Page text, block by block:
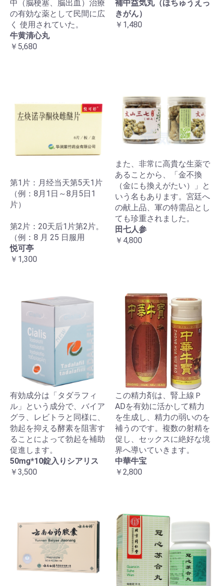
中（脳梗塞、脳出血）治療
の有効な薬として民間に広
く 使用されていた。
牛黄清心丸
￥5,680
補中益気丸（ほちゅうえっ
きがん）
￥1,480
第1片：月经当天第5天1片
（例：8月1日～8月5日1
片）
第2片：20天后1片第2片。
（例：8 月 25 日服用
悦可亭
￥1,300
また、非常に高貴な生薬で
あることから、「金不換
（金にも換えがたい）」と
いう名もあります。宮廷へ
の献上品、軍の特需品とし
ても珍重されました。
田七人参
￥4,800
有効成分は「タダラフィ
ル」という成分で、バイア
グラ、レビトラと同様に、
勃起を抑える酵素を阻害す
ることによって勃起を補助
促進します。
50mg*10錠入りシアリス
￥3,500
この精力剤は、腎上線Ｐ
ADを有効に活かして精力
を生成し、精力の弱いのを
補うのです。複数の射精を
促し、セックスに絶好な境
界へ導いていきます。
中華牛宝
￥2,800